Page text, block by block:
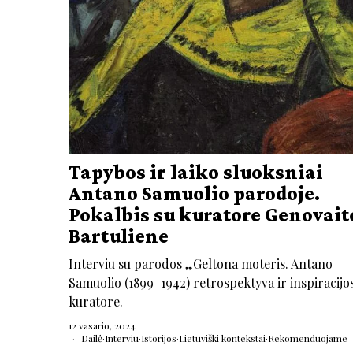
Tapybos ir laiko sluoksniai
Antano Samuolio parodoje.
Pokalbis su kuratore
Bartuliene
Interviu su parodos „Geltona moteris. Antano
Samuolio (1899–1942) retrospektyva ir
kuratore.
12 vasario, 2024
Dailė·Interviu·Istorijos·Lietuviški kontekstai·Rekomenduojame